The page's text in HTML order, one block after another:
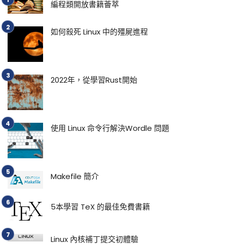
編程類開放書籍薈萃
如何殺死 Linux 中的殭屍進程
2022年，從學習Rust開始
使用 Linux 命令行解決Wordle 問題
Makefile 簡介
5本學習 TeX 的最佳免費書籍
Linux 內核補丁提交初體驗